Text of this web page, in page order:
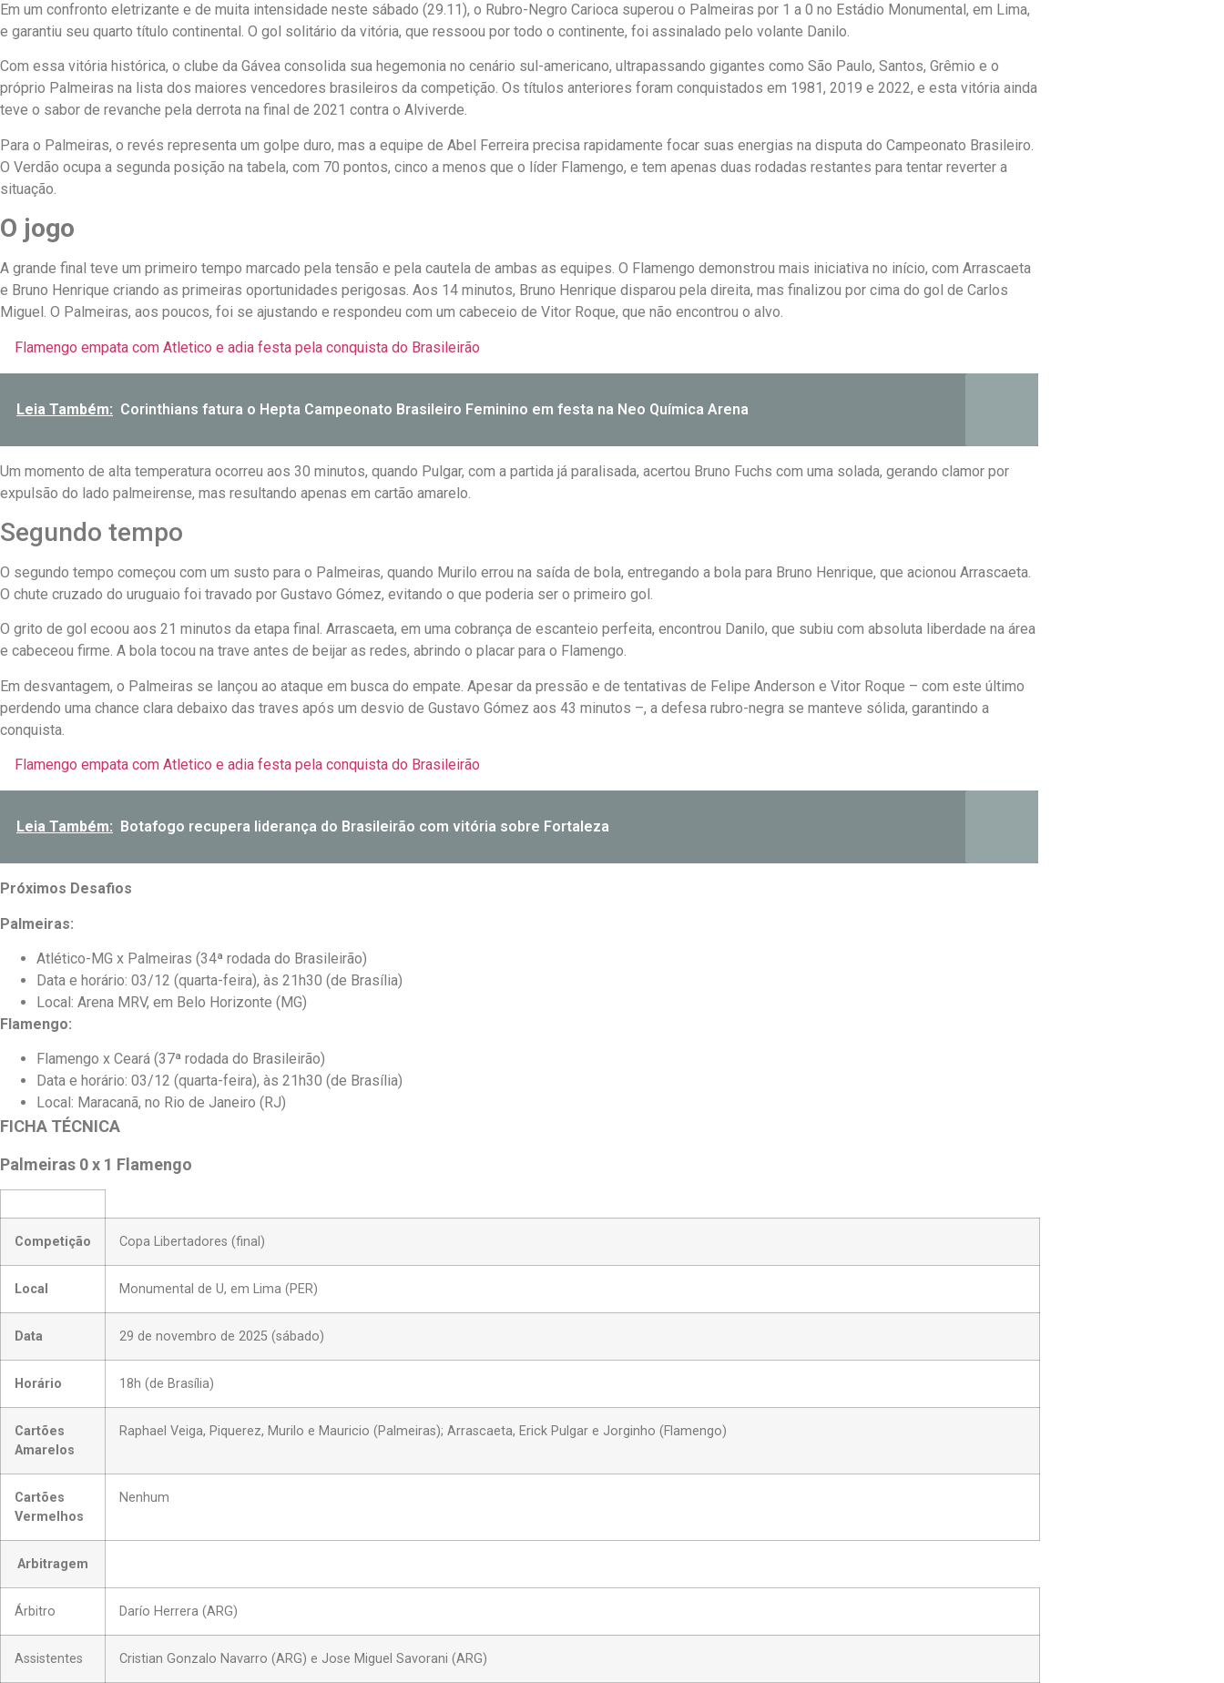
Em um confronto eletrizante e de muita intensidade neste sábado (29.11), o Rubro-Negro Carioca superou o Palmeiras por 1 a 0 no Estádio Monumental, em Lima,
e garantiu seu quarto título continental. O gol solitário da vitória, que ressoou por todo o continente, foi assinalado pelo volante Danilo.
Com essa vitória histórica, o clube da Gávea consolida sua hegemonia no cenário sul-americano, ultrapassando gigantes como São Paulo, Santos, Grêmio e o
próprio Palmeiras na lista dos maiores vencedores brasileiros da competição. Os títulos anteriores foram conquistados em 1981, 2019 e 2022, e esta vitória ainda
teve o sabor de revanche pela derrota na final de 2021 contra o Alviverde.
Para o Palmeiras, o revés representa um golpe duro, mas a equipe de Abel Ferreira precisa rapidamente focar suas energias na disputa do Campeonato Brasileiro.
O Verdão ocupa a segunda posição na tabela, com 70 pontos, cinco a menos que o líder Flamengo, e tem apenas duas rodadas restantes para tentar reverter a
situação.
O jogo
A grande final teve um primeiro tempo marcado pela tensão e pela cautela de ambas as equipes. O Flamengo demonstrou mais iniciativa no início, com Arrascaeta
e Bruno Henrique criando as primeiras oportunidades perigosas. Aos 14 minutos, Bruno Henrique disparou pela direita, mas finalizou por cima do gol de Carlos
Miguel. O Palmeiras, aos poucos, foi se ajustando e respondeu com um cabeceio de Vitor Roque, que não encontrou o alvo.
Flamengo empata com Atletico e adia festa pela conquista do Brasileirão
Leia Também: Corinthians fatura o Hepta Campeonato Brasileiro Feminino em festa na Neo Química Arena
Um momento de alta temperatura ocorreu aos 30 minutos, quando Pulgar, com a partida já paralisada, acertou Bruno Fuchs com uma solada, gerando clamor por
expulsão do lado palmeirense, mas resultando apenas em cartão amarelo.
Segundo tempo
O segundo tempo começou com um susto para o Palmeiras, quando Murilo errou na saída de bola, entregando a bola para Bruno Henrique, que acionou Arrascaeta.
O chute cruzado do uruguaio foi travado por Gustavo Gómez, evitando o que poderia ser o primeiro gol.
O grito de gol ecoou aos 21 minutos da etapa final. Arrascaeta, em uma cobrança de escanteio perfeita, encontrou Danilo, que subiu com absoluta liberdade na área
e cabeceou firme. A bola tocou na trave antes de beijar as redes, abrindo o placar para o Flamengo.
Em desvantagem, o Palmeiras se lançou ao ataque em busca do empate. Apesar da pressão e de tentativas de Felipe Anderson e Vitor Roque – com este último
perdendo uma chance clara debaixo das traves após um desvio de Gustavo Gómez aos 43 minutos –, a defesa rubro-negra se manteve sólida, garantindo a
conquista.
Flamengo empata com Atletico e adia festa pela conquista do Brasileirão
Leia Também: Botafogo recupera liderança do Brasileirão com vitória sobre Fortaleza
Próximos Desafios
Palmeiras:
Atlético-MG x Palmeiras (34ª rodada do Brasileirão)
Data e horário: 03/12 (quarta-feira), às 21h30 (de Brasília)
Local: Arena MRV, em Belo Horizonte (MG)
Flamengo:
Flamengo x Ceará (37ª rodada do Brasileirão)
Data e horário: 03/12 (quarta-feira), às 21h30 (de Brasília)
Local: Maracanã, no Rio de Janeiro (RJ)
FICHA TÉCNICA
Palmeiras 0 x 1 Flamengo
Competição Copa Libertadores (final)
Local Monumental de U, em Lima (PER)
Data 29 de novembro de 2025 (sábado)
Horário 18h (de Brasília)
Cartões
Amarelos
Raphael Veiga, Piquerez, Murilo e Mauricio (Palmeiras); Arrascaeta, Erick Pulgar e Jorginho (Flamengo)
Cartões
Vermelhos
Nenhum
Arbitragem
Árbitro Darío Herrera (ARG)
Assistentes Cristian Gonzalo Navarro (ARG) e Jose Miguel Savorani (ARG)